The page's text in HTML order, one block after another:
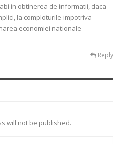
in obtinerea de informatii, daca
la comploturile impotriva
economiei nationale
Reply
will not be published.